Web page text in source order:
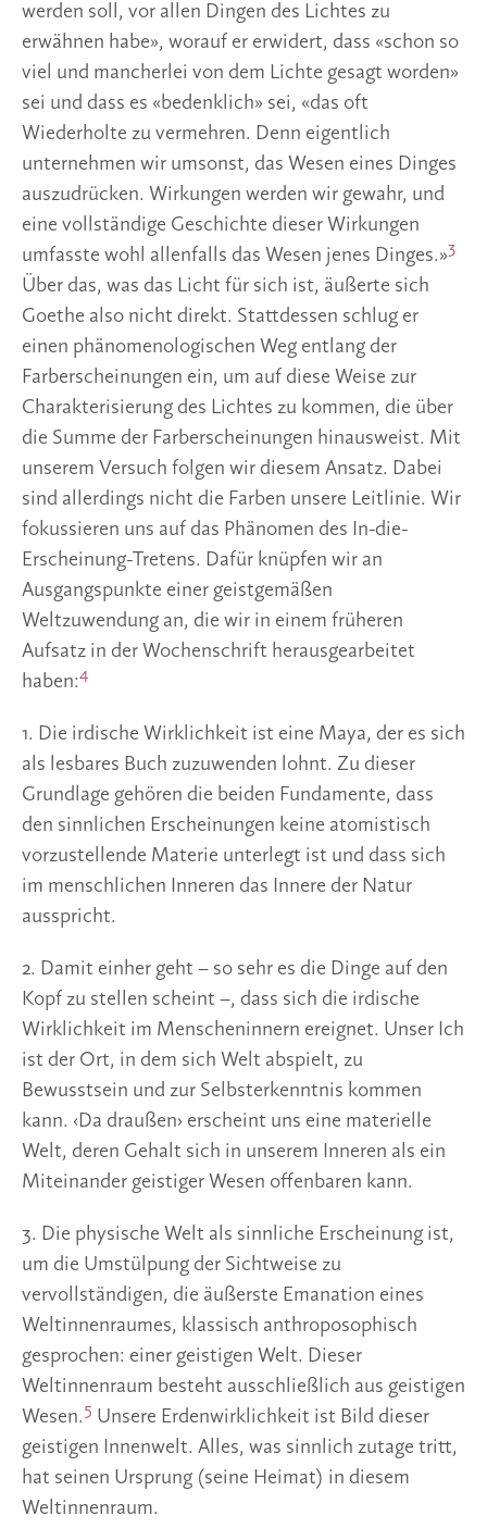
werden soll, vor allen Dingen des Lichtes zu
erwähnen habe», worauf er erwidert, dass «schon so
viel und mancherlei von dem Lichte gesagt worden»
sei und dass es «bedenklich» sei, «das oft
Wiederholte zu vermehren. Denn eigentlich
unternehmen wir umsonst, das Wesen eines Dinges
auszudrücken. Wirkungen werden wir gewahr, und
eine vollständige Geschichte dieser Wirkungen
umfasste wohl allenfalls das Wesen jenes Dinges.»3
Über das, was das Licht für sich ist, äußerte sich
Goethe also nicht direkt. Stattdessen schlug er
einen phänomenologischen Weg entlang der
Farberscheinungen ein, um auf diese Weise zur
Charakterisierung des Lichtes zu kommen, die über
die Summe der Farberscheinungen hinausweist. Mit
unserem Versuch folgen wir diesem Ansatz. Dabei
sind allerdings nicht die Farben unsere Leitlinie. Wir
fokussieren uns auf das Phänomen des In-die-
Erscheinung-Tretens. Dafür knüpfen wir an
Ausgangspunkte einer geistgemäßen
Weltzuwendung an, die wir in einem früheren
Aufsatz in der Wochenschrift herausgearbeitet
haben:4
1. Die irdische Wirklichkeit ist eine Maya, der es sich
als lesbares Buch zuzuwenden lohnt. Zu dieser
Grundlage gehören die beiden Fundamente, dass
den sinnlichen Erscheinungen keine atomistisch
vorzustellende Materie unterlegt ist und dass sich
im menschlichen Inneren das Innere der Natur
ausspricht.
2. Damit einher geht – so sehr es die Dinge auf den
Kopf zu stellen scheint –, dass sich die irdische
Wirklichkeit im Menscheninnern ereignet. Unser Ich
ist der Ort, in dem sich Welt abspielt, zu
Bewusstsein und zur Selbsterkenntnis kommen
kann. ‹Da draußen› erscheint uns eine materielle
Welt, deren Gehalt sich in unserem Inneren als ein
Miteinander geistiger Wesen offenbaren kann.
3. Die physische Welt als sinnliche Erscheinung ist,
um die Umstülpung der Sichtweise zu
vervollständigen, die äußerste Emanation eines
Weltinnenraumes, klassisch anthroposophisch
gesprochen: einer geistigen Welt. Dieser
Weltinnenraum besteht ausschließlich aus geistigen
Wesen.5 Unsere Erdenwirklichkeit ist Bild dieser
geistigen Innenwelt. Alles, was sinnlich zutage tritt,
hat seinen Ursprung (seine Heimat) in diesem
Weltinnenraum.